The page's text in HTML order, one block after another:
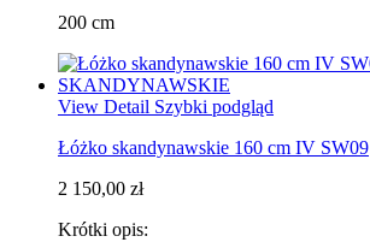
200 cm
View Detail Szybki podgląd
Łóżko skandynawskie 160 cm IV SW09
2 150,00 zł
Krótki opis: